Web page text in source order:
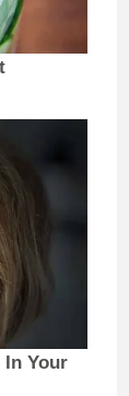
In Your